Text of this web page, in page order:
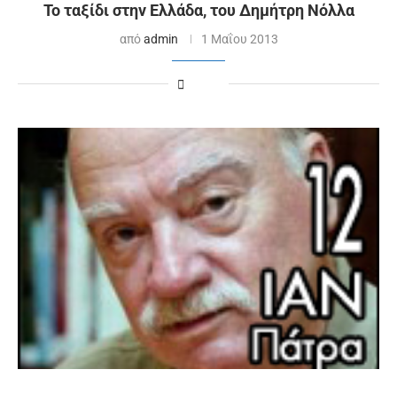
Το ταξίδι στην Ελλάδα, του Δημήτρη Νόλλα
απόadmin 1 Μαΐου 2013